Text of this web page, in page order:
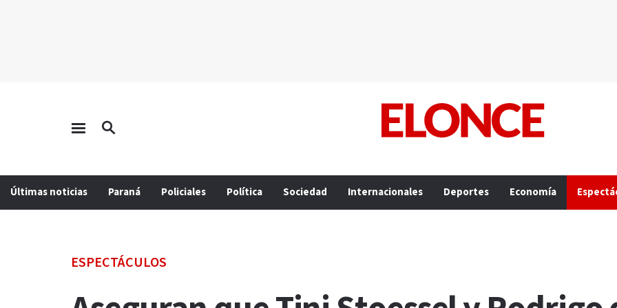
Últimas noticias Paraná Policiales Política Sociedad Internacionales Deportes Economía
ESPECTÁCULOS